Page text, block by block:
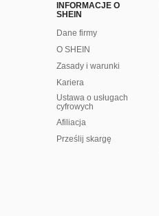
INFORMACJE O
SHEIN
Dane firmy
O SHEIN
Zasady i warunki
Kariera
Ustawa o usługach
cyfrowych
Afiliacja
Prześlij skargę